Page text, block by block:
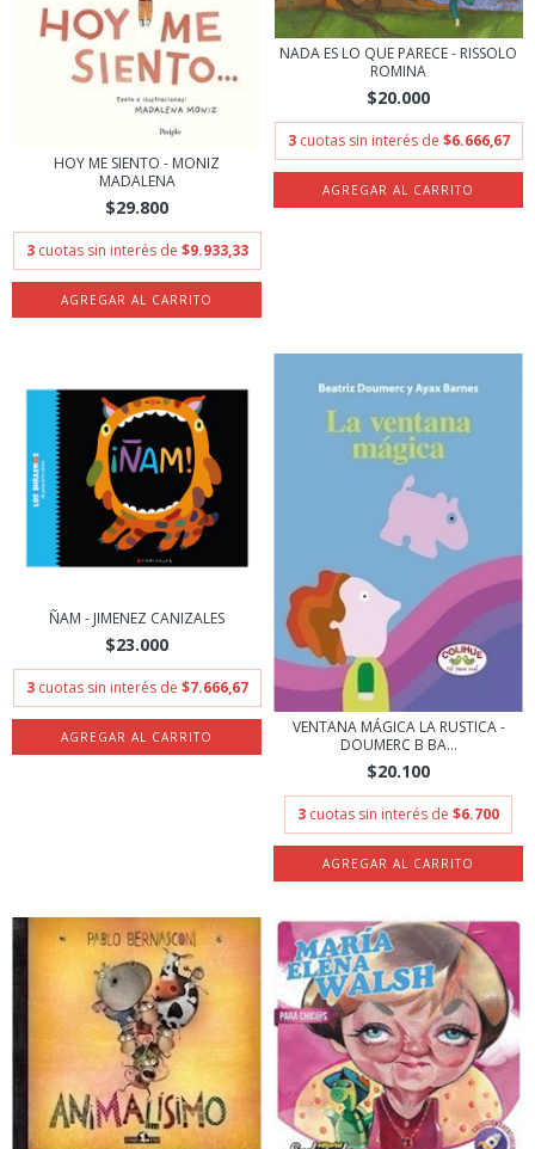
HOY ME SIENTO - MONIZ
MADALENA
$29.800
3 cuotas sin interés de $9.933,33
NADA ES LO QUE PARECE - RISSOLO
ROMINA
$20.000
3 cuotas sin interés de $6.666,67
ÑAM - JIMENEZ CANIZALES
$23.000
3 cuotas sin interés de $7.666,67
VENTANA MÁGICA LA RUSTICA -
DOUMERC B BA...
$20.100
3 cuotas sin interés de $6.700